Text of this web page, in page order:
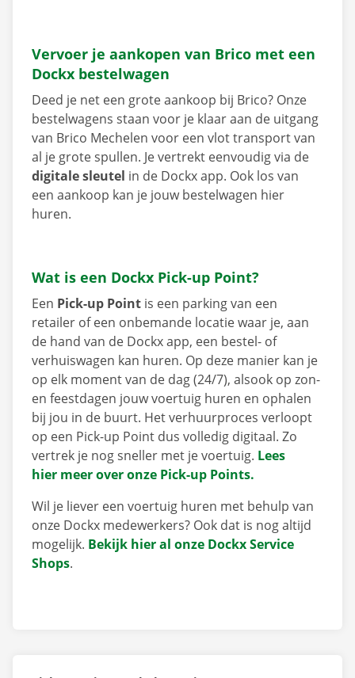
Vervoer je aankopen van Brico met een
Dockx bestelwagen
Deed je net een grote aankoop bij Brico? Onze
bestelwagens staan voor je klaar aan de uitgang
van Brico Mechelen voor een vlot transport van
al je grote spullen. Je vertrekt eenvoudig via de
digitale sleutel in de Dockx app. Ook los van
een aankoop kan je jouw bestelwagen hier
huren.
Wat is een Dockx Pick-up Point?
Een Pick-up Point is een parking van een
retailer of een onbemande locatie waar je, aan
de hand van de Dockx app, een bestel- of
verhuiswagen kan huren. Op deze manier kan je
op elk moment van de dag (24/7), alsook op zon-
en feestdagen jouw voertuig huren en ophalen
bij jou in de buurt. Het verhuurproces verloopt
op een Pick-up Point dus volledig digitaal. Zo
vertrek je nog sneller met je voertuig. Lees
hier meer over onze Pick-up Points.
Wil je liever een voertuig huren met behulp van
onze Dockx medewerkers? Ook dat is nog altijd
mogelijk. Bekijk hier al onze Dockx Service
Shops.